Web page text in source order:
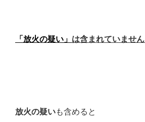
「放火の疑い」 は含まれていません
放火の疑いも含めると